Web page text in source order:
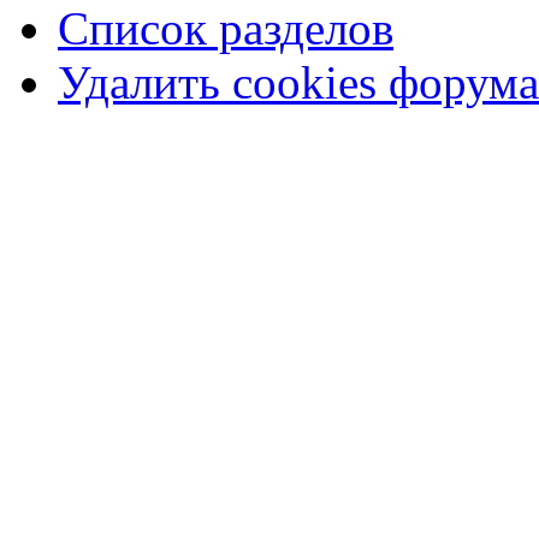
Список разделов
Удалить cookies форума